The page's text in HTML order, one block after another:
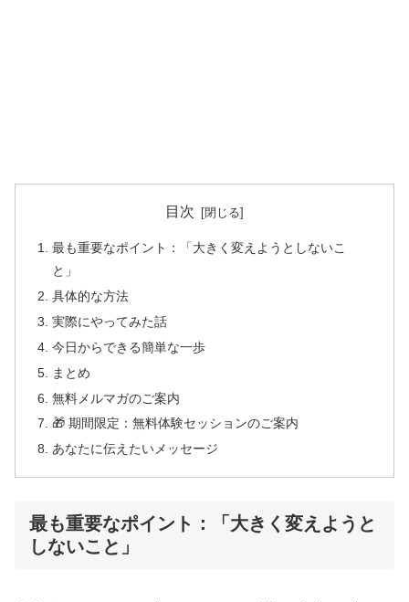
目次
最も重要なポイント：「大きく変えようとしないこ
と」
具体的な方法
実際にやってみた話
今日からできる簡単な一歩
まとめ
無料メルマガのご案内
🎁 期間限定：無料体験セッションのご案内
あなたに伝えたいメッセージ
最も重要なポイント：「大きく変えようと
しないこと」